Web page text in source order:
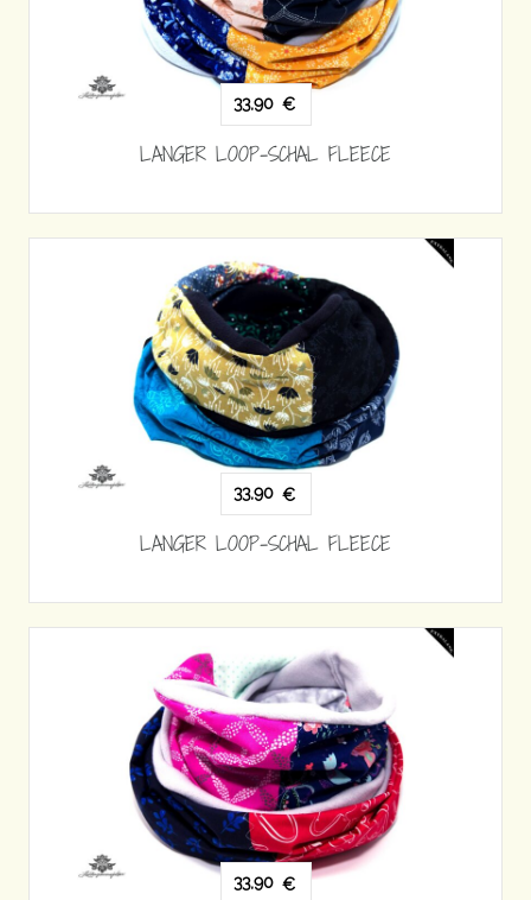
33,90 €
LANGER LOOP-SCHAL FLEECE
33,90 €
LANGER LOOP-SCHAL FLEECE
33,90 €